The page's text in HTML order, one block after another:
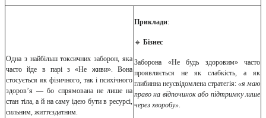
Одна з найбільш токсичних заборон, яка
часто йде в парі з «Не живи». Вона
стосується як фізичного, так і психічного
здоров’я — бо спрямована не лише на
стан тіла, а й на саму ідею бути в ресурсі,
сильним, життєздатним.
Приклади:
🔹 Бізнес
Заборона «Не будь здоровим» часто
проявляється не як слабкість, а як
глибинна неусвідомлена стратегія: «я маю
право на відпочинок або підтримку лише
через хворобу».